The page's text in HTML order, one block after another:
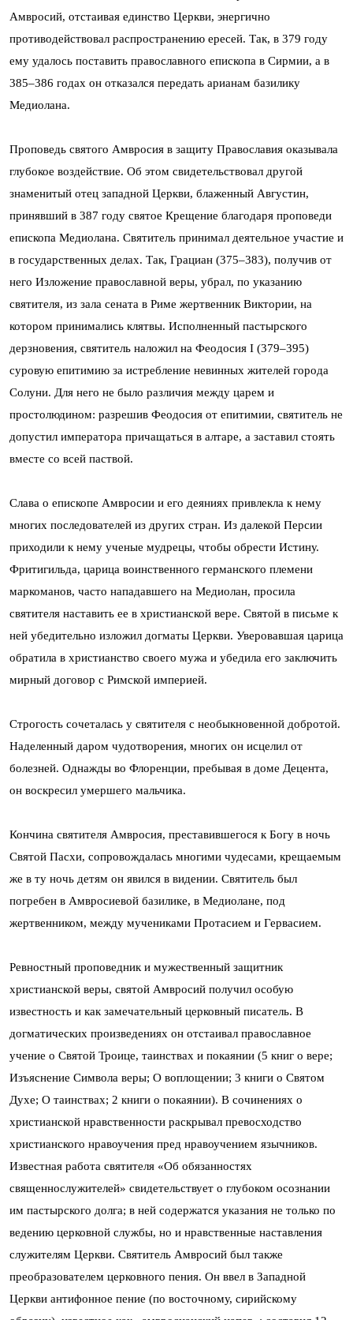
Амвросий, отстаивая единство Церкви, энергично
противодействовал распространению ересей. Так, в 379 году
ему удалось поставить православного епископа в Сирмии, а в
385–386 годах он отказался передать арианам базилику
Медиолана.
Проповедь святого Амвросия в защиту Православия оказывала
глубокое воздействие. Об этом свидетельствовал другой
знаменитый отец западной Церкви, блаженный Августин,
принявший в 387 году святое Крещение благодаря проповеди
епископа Медиолана. Святитель принимал деятельное участие и
в государственных делах. Так, Грациан (375–383), получив от
него Изложение православной веры, убрал, по указанию
святителя, из зала сената в Риме жертвенник Виктории, на
котором принимались клятвы. Исполненный пастырского
дерзновения, святитель наложил на Феодосия I (379–395)
суровую епитимию за истребление невинных жителей города
Солуни. Для него не было различия между царем и
простолюдином: разрешив Феодосия от епитимии, святитель не
допустил императора причащаться в алтаре, а заставил стоять
вместе со всей паствой.
Слава о епископе Амвросии и его деяниях привлекла к нему
многих последователей из других стран. Из далекой Персии
приходили к нему ученые мудрецы, чтобы обрести Истину.
Фритигильда, царица воинственного германского племени
маркоманов, часто нападавшего на Медиолан, просила
святителя наставить ее в христианской вере. Святой в письме к
ней убедительно изложил догматы Церкви. Уверовавшая царица
обратила в христианство своего мужа и убедила его заключить
мирный договор с Римской империей.
Строгость сочеталась у святителя с необыкновенной добротой.
Наделенный даром чудотворения, многих он исцелил от
болезней. Однажды во Флоренции, пребывая в доме Децента,
он воскресил умершего мальчика.
Кончина святителя Амвросия, преставившегося к Богу в ночь
Святой Пасхи, сопровождалась многими чудесами, крещаемым
же в ту ночь детям он явился в видении. Святитель был
погребен в Амвросиевой базилике, в Медиолане, под
жертвенником, между мучениками Протасием и Гервасием.
Ревностный проповедник и мужественный защитник
христианской веры, святой Амвросий получил особую
известность и как замечательный церковный писатель. В
догматических произведениях он отстаивал православное
учение о Святой Троице, таинствах и покаянии (5 книг о вере;
Изъяснение Символа веры; О воплощении; 3 книги о Святом
Духе; О таинствах; 2 книги о покаянии). В сочинениях о
христианской нравственности раскрывал превосходство
христианского нравоучения пред нравоучением язычников.
Известная работа святителя «Об обязанностях
священнослужителей» свидетельствует о глубоком осознании
им пастырского долга; в ней содержатся указания не только по
ведению церковной службы, но и нравственные наставления
служителям Церкви. Святитель Амвросий был также
преобразователем церковного пения. Он ввел в Западной
Церкви антифонное пение (по восточному, сирийскому